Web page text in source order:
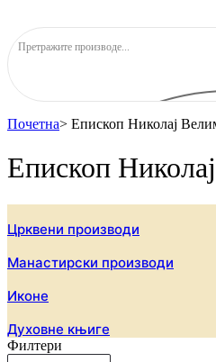
Почетна> Епископ Николај
Епископ
Црквени производи
Манастирски производи
Иконе
Духовне књиге
Филтери